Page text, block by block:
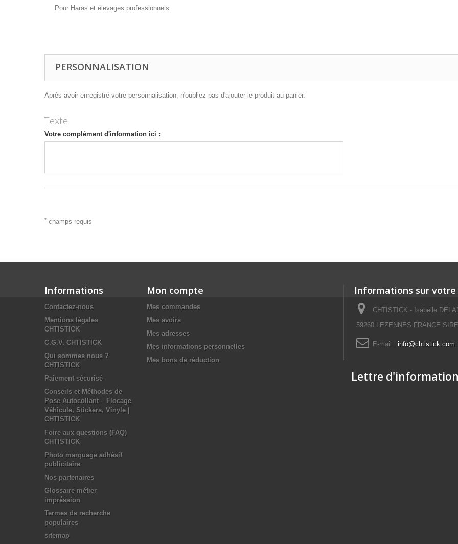
Pour Haras et élevages professionnels
PERSONNALISATION
Après avoir enregistré votre personnalisation, n'oubliez pas d'ajouter le produit au panier.
Texte
Votre complément d'information ici :
* champs requis
Informations
Contactez-nous
Mentions légales
CHTISTICK
C.G.V. CHTISTICK
Qui sommes nous ?
CHTISTICK
Paiement sécurisé
Conseils et Méthodes de
Pose Autocollant – Flocage
Véhicule, Stickers, Vinyle |
CHTISTICK
Foire aux questions (FAQ)
CHTISTICK
Photo marquage adhésif
publicitaire
Nos partenaires
Glossaire métier
impréssion
Termes de recherche
populaires
sitemap
Mon compte
Mes commandes
Mes avoirs
Mes adresses
Mes informations personnelles
Mes bons de réduction
Informations sur
CHTISTICK - Isabelle
59260 LEZENNES FRANCE
E-mail : info@chtistick.com
Lettre